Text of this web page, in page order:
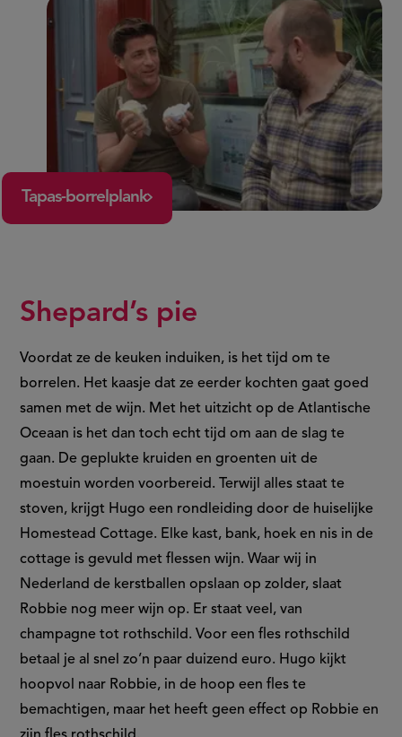
Tapas-borrelplank
Shepard’s pie
Voordat ze de keuken induiken, is het tijd om te
borrelen. Het kaasje dat ze eerder kochten gaat goed
samen met de wijn. Met het uitzicht op de Atlantische
Oceaan is het dan toch echt tijd om aan de slag te
gaan. De geplukte kruiden en groenten uit de
moestuin worden voorbereid. Terwijl alles staat te
stoven, krijgt Hugo een rondleiding door de huiselijke
Homestead Cottage. Elke kast, bank, hoek en nis in de
cottage is gevuld met flessen wijn. Waar wij in
Nederland de kerstballen opslaan op zolder, slaat
Robbie nog meer wijn op. Er staat veel, van
champagne tot rothschild. Voor een fles rothschild
betaal je al snel zo’n paar duizend euro. Hugo kijkt
hoopvol naar Robbie, in de hoop een fles te
bemachtigen, maar het heeft geen effect op Robbie en